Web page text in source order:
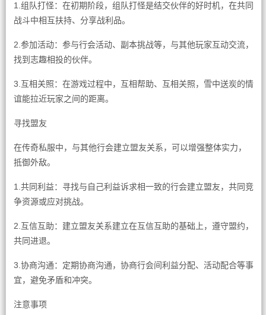
1.组队打怪：在初期阶段，组队打怪是结交伙伴的好时机，在共同
战斗中相互扶持、分享战利品。
2.参加活动：参与行会活动、副本挑战等，与其他玩家互动交流，
找到志趣相投的伙伴。
3.互相关照：在游戏过程中，互相帮助、互相关照，雪中送炭的情
谊能拉近玩家之间的距离。
寻找盟友
在传奇私服中，与其他行会建立盟友关系，可以增强整体实力，
抵御外敌。
1.共同利益：寻找与自己利益诉求相一致的行会建立盟友，共同竞
争资源或应对挑战。
2.互信互助：建立盟友关系建立在互信互助的基础上，遵守盟约，
共同进退。
3.协商沟通：定期协商沟通，协商行会间利益分配、活动配合等事
宜，避免矛盾和冲突。
注意事项